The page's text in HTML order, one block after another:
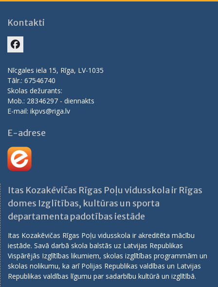
Kontakti
Nīcgales iela 15, Rīga, LV-1035
Tālr.: 67546740
Skolas dežurants:
Mob.: 28346297 - diennakts
E-mail: ikpvs@riga.lv
E-adrese
Itas Kozakēvičas Rīgas Poļu vidusskola ir Rīgas
domes Izglītības, kultūras un sporta
departamenta padotības iestāde
Itas Kozakēvičas Rīgas Poļu vidusskola ir akreditēta mācību
iestāde. Savā darbā skola balstās uz Latvijas Republikas
Vispārējās Izglītības likumiem, skolas izglītības programmām un
skolas nolikumu, ka arī Polijas Republikas valdības un Latvijas
Republikas valdības līgumu par sadarbību kultūrā un izglītībā.